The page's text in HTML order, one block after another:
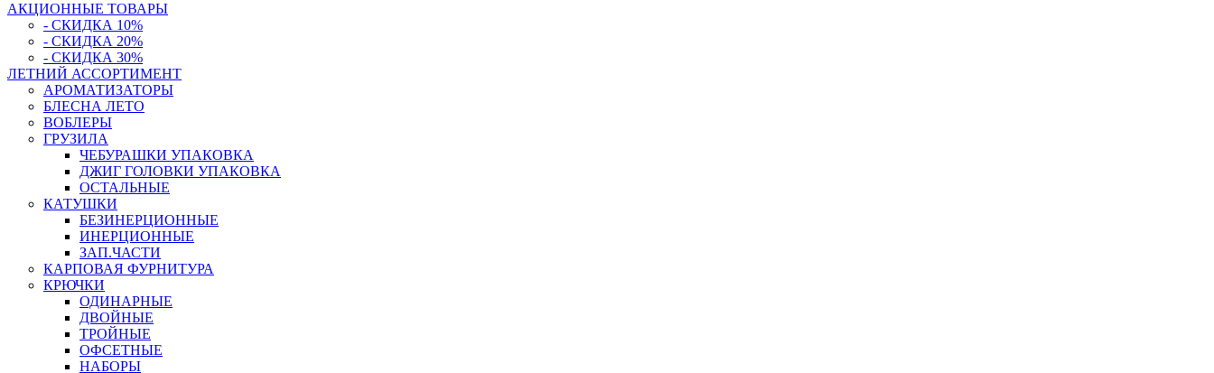
АКЦИОННЫЕ ТОВАРЫ
- СКИДКА 10%
- СКИДКА 20%
- СКИДКА 30%
ЛЕТНИЙ АССОРТИМЕНТ
АРОМАТИЗАТОРЫ
БЛЕСНА ЛЕТО
ВОБЛЕРЫ
ГРУЗИЛА
ЧЕБУРАШКИ УПАКОВКА
ДЖИГ ГОЛОВКИ УПАКОВКА
ОСТАЛЬНЫЕ
КАТУШКИ
БЕЗИНЕРЦИОННЫЕ
ИНЕРЦИОННЫЕ
ЗАП.ЧАСТИ
КАРПОВАЯ ФУРНИТУРА
КРЮЧКИ
ОДИНАРНЫЕ
ДВОЙНЫЕ
ТРОЙНЫЕ
ОФСЕТНЫЕ
НАБОРЫ